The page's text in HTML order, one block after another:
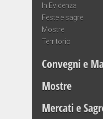
In Evidenza
Feste e sagre
Mostre
Territorio
Convegni e
Mostre
Mercati e